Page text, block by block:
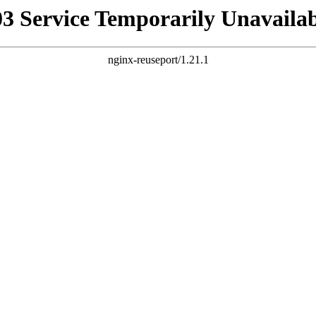
Service Temporarily
nginx-reuseport/1.21.1